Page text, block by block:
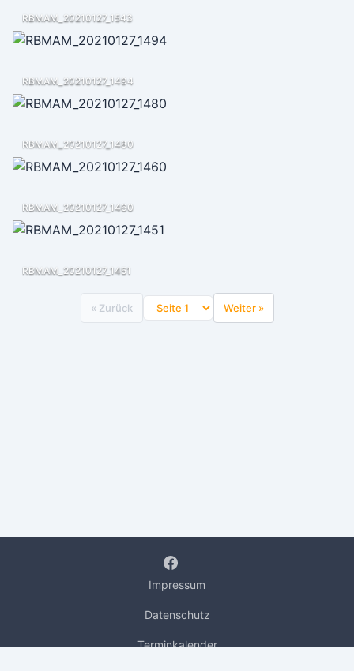
RBMAM_20210127_1543
RBMAM_20210127_1494
RBMAM_20210127_1480
RBMAM_20210127_1460
RBMAM_20210127_1451
« Zurück Weiter »
Impressum
Datenschutz
Terminkalender